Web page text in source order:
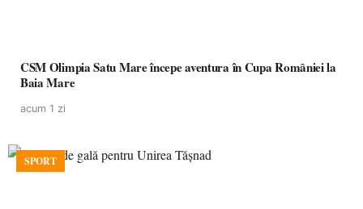
CSM Olimpia Satu Mare începe aventura în Cupa României la
Baia Mare
acum 1 zi
SPORT